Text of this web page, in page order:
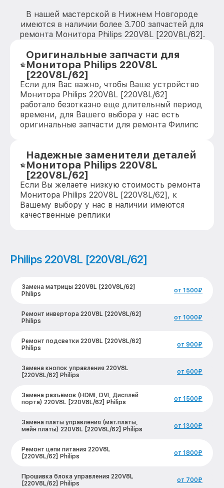
В нашей мастерской в Нижнем Новгороде
имеются в наличии более 3.700 запчастей для
ремонта Монитора Philips 220V8L [220V8L/62].
Оригинальные запчасти для
Монитора Philips 220V8L
[220V8L/62]
Если для Вас важно, чтобы Ваше устройство
Монитора Philips 220V8L [220V8L/62]
работало безотказно еще длительный период
времени, для Вашего выбора у нас есть
оригинальные запчасти для ремонта Филипс
Надежные заменители деталей
Монитора Philips 220V8L
[220V8L/62]
Если Вы желаете низкую стоимость ремонта
Монитора Philips 220V8L [220V8L/62], к
Вашему выбору у нас в наличии имеются
качественные реплики
Philips 220V8L [220V8L/62]
Замена матрицы 220V8L [220V8L/62]
Philips
от 1500₽
Ремонт инвертора 220V8L [220V8L/62]
Philips
от 1000₽
Ремонт подсветки 220V8L [220V8L/62]
Philips
от 900₽
Замена кнопок управления 220V8L
[220V8L/62] Philips
от 600₽
Замена разъёмов (HDMI, DVI, Дисплей
порта) 220V8L [220V8L/62] Philips
от 1500₽
Замена платы управления (мат.платы,
мейн платы) 220V8L [220V8L/62] Philips
от 1300₽
Ремонт цепи питания 220V8L
[220V8L/62] Philips
от 1800₽
Прошивка блока управления 220V8L
[220V8L/62] Philips
от 700₽